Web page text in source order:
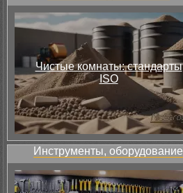
Чистые комнаты: стандарты
ISO
Инструменты, оборудование